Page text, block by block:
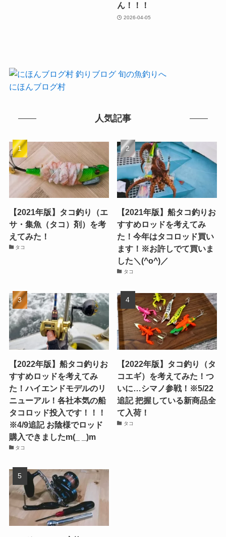
ん！！！
2026-04-05
にほんブログ村
人気記事
【2021年版】タコ釣り（エ
サ・集魚（タコ）剤）を考
えてみた！
タコ
【2021年版】船タコ釣りお
すすめロッドを考えてみ
た！今年はタコロッド買い
ます！※お許しでて買いま
した＼(^o^)／
タコ
【2022年版】船タコ釣りお
すすめロッドを考えてみ
た！ハイエンドモデルのリ
ニューアル！各社本気の船
タコロッド投入です！！！
※4/9追記 お陰様でロッド
購入できましたm(_ _)m
タコ
【2022年版】タコ釣り（タ
コエギ）を考えてみた！つ
いに…シマノ参戦！※5/22
追記 把握している新商品全
て入荷！
タコ